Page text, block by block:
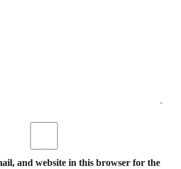
and website in this browser for the